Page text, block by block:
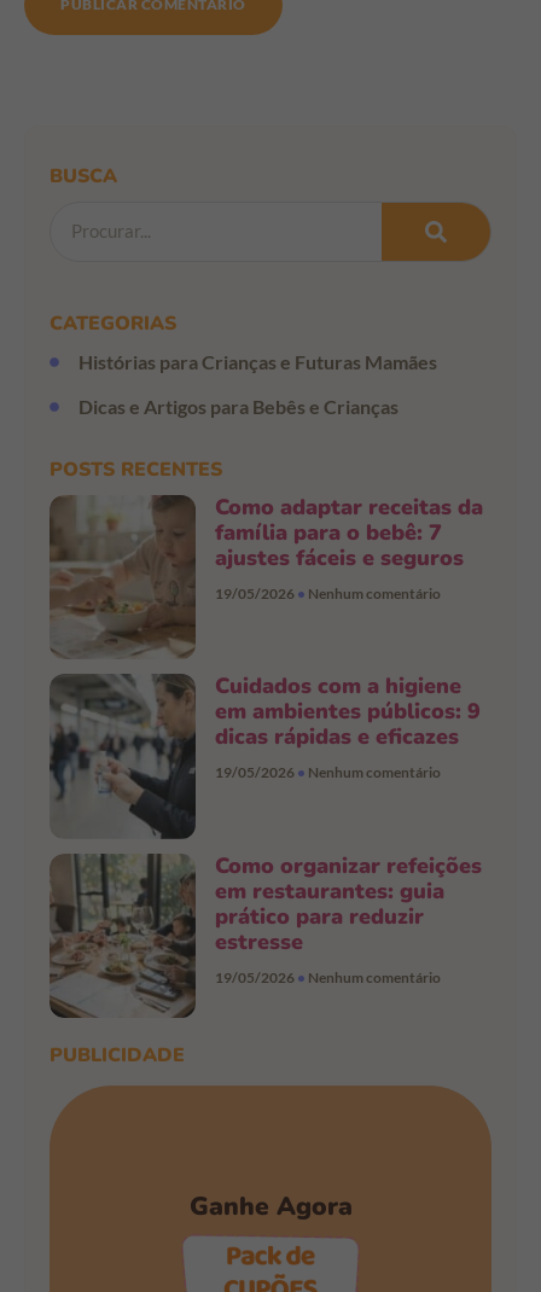
BUSCA
CATEGORIAS
Histórias para Crianças e Futuras Mamães
Dicas e Artigos para Bebês e Crianças
POSTS RECENTES
Como adaptar receitas da
família para o bebê: 7
ajustes fáceis e seguros
19/05/2026 Nenhum comentário
Cuidados com a higiene
em ambientes públicos: 9
dicas rápidas e eficazes
19/05/2026 Nenhum comentário
Como organizar refeições
em restaurantes: guia
prático para reduzir
estresse
19/05/2026 Nenhum comentário
PUBLICIDADE
Ganhe Agora